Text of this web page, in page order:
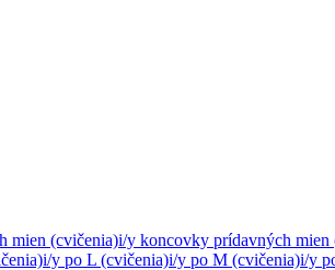
mien (cvičenia)i/y koncovky prídavných mien
i/y po L (cvičenia)i/y po M (cvičenia)i/y